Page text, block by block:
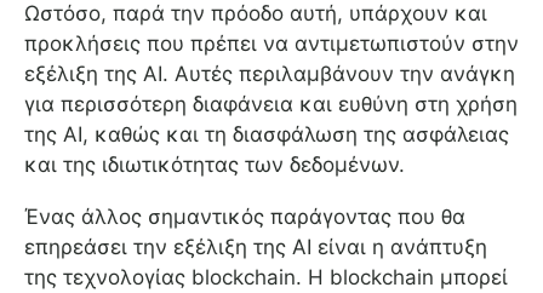
Ωστόσο, παρά την πρόοδο αυτή, υπάρχουν και
προκλήσεις που πρέπει να αντιμετωπιστούν στην
εξέλιξη της AI. Αυτές περιλαμβάνουν την ανάγκη
για περισσότερη διαφάνεια και ευθύνη στη χρήση
της AI, καθώς και τη διασφάλωση της ασφάλειας
και της ιδιωτικότητας των δεδομένων.
Ένας άλλος σημαντικός παράγοντας που θα
επηρεάσει την εξέλιξη της AI είναι η ανάπτυξη
της τεχνολογίας blockchain. Η blockchain μπορεί